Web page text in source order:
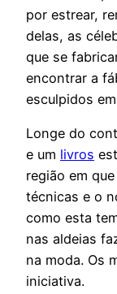
por estrear,
delas, as
que se
encontrar a
esculpidos
Longe do
e um livros
região em
técnicas e o
como esta
nas aldeias
na moda. Os
iniciativa.